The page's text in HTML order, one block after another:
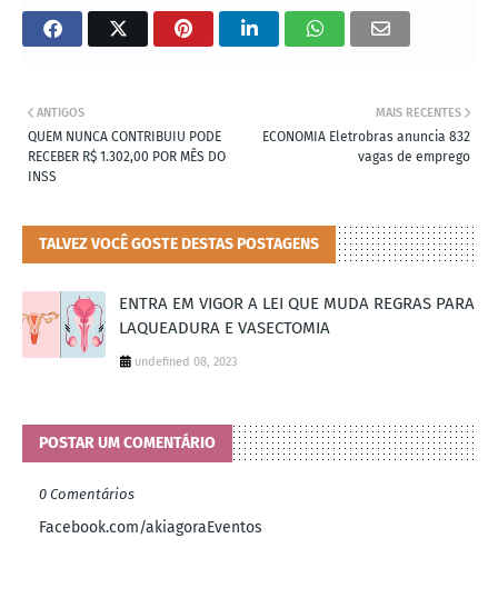
MAIS RECENTES
ECONOMIA Eletrobras anuncia 832
vagas de emprego
ANTIGOS
QUEM NUNCA CONTRIBUIU PODE
RECEBER R$ 1.302,00 POR MÊS DO
INSS
TALVEZ VOCÊ GOSTE DESTAS POSTAGENS
ENTRA EM VIGOR A LEI QUE MUDA REGRAS PARA
LAQUEADURA E VASECTOMIA
undefined 08, 2023
POSTAR UM COMENTÁRIO
0 Comentários
Facebook.com/akiagoraEventos